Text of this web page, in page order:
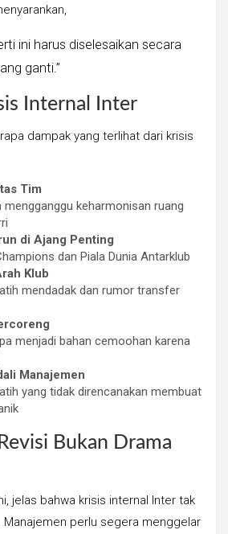
ini harus diselesaikan secara
ganti.”
Internal Inter
dampak yang terlihat dari krisis
Tim
mengganggu keharmonisan ruang
di Ajang Penting
dan Piala Dunia Antarklub
Klub
mendadak dan rumor transfer
menjadi bahan cemoohan karena
Manajemen
yang tidak direncanakan membuat
Bukan Drama
jelas bahwa krisis internal Inter tak
Manajemen perlu segera menggelar